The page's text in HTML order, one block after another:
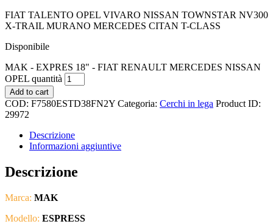
FIAT TALENTO OPEL VIVARO NISSAN TOWNSTAR NV300
X-TRAIL MURANO MERCEDES CITAN T-CLASS
Disponibile
MAK - EXPRES 18" - FIAT RENAULT MERCEDES NISSAN
OPEL quantità
Add to cart
COD: F7580ESTD38FN2Y Categoria: Cerchi in lega Product ID:
29972
Descrizione
Informazioni aggiuntive
Descrizione
Marca: MAK
Modello: ESPRESS